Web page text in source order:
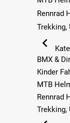
Rennrad
Trekking,
BMX &
Kinder
MTB
Rennrad
Trekking,